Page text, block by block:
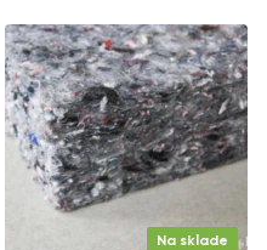
Na sklade